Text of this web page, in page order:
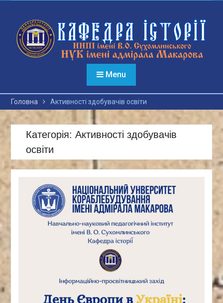
вмісту
Menu
Головна Активності здобувачів освіти
Категорія: Активності здобувачів
освіти